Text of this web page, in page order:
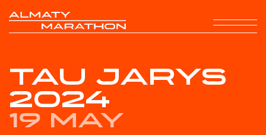
TAU JARYS
2024
19 May